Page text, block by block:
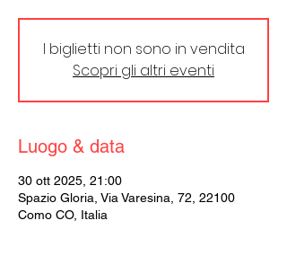
I biglietti non sono in vendita
Scopri gli altri eventi
Luogo & data
30 ott 2025, 21:00
Spazio Gloria, Via Varesina, 72, 22100
Como CO, Italia